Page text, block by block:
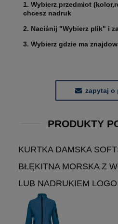
1. Wybierz przedmiot
chcesz nadruk
2. Naciśnij "Wybierz plik" i
3. Wybierz gdzie ma
zapytaj o
PRODUKTY
KURTKA DAMSKA
BŁĘKITNA MORSKA Z
LUB NADRUKIEM